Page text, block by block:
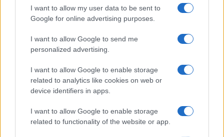
I want to allow my user data to be sent to
Google for online advertising purposes.
I want to allow Google to send me
personalized advertising.
I want to allow Google to enable storage
related to analytics like cookies on web or
device identifiers in apps.
I want to allow Google to enable storage
related to functionality of the website or app.
ΠΟΛΙΤΙΚΗ